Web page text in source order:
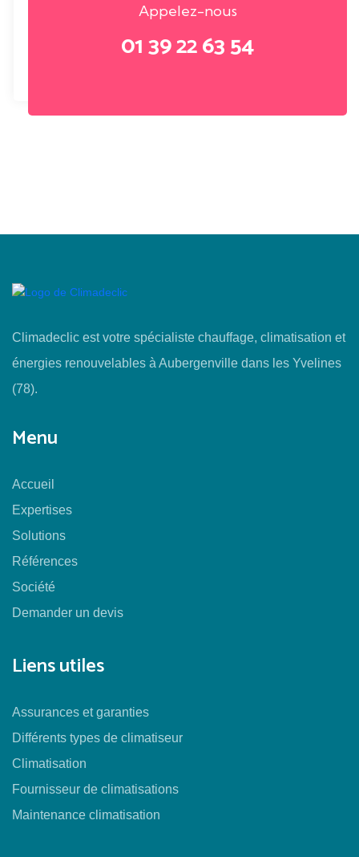
Appelez-nous
01 39 22 63 54
Climadeclic est votre spécialiste chauffage, climatisation et
énergies renouvelables à Aubergenville dans les Yvelines
(78).
Menu
Accueil
Expertises
Solutions
Références
Société
Demander un devis
Liens utiles
Assurances et garanties
Différents types de climatiseur
Climatisation
Fournisseur de climatisations
Maintenance climatisation